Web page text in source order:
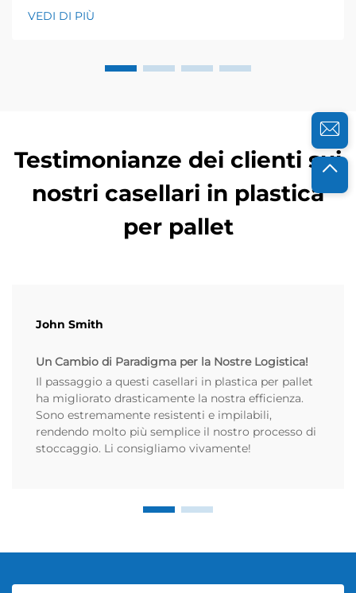
catering per anni, e so quanto la freschezza sia
cruciale per il loro successo. Alcuni anni fa, un'azienda
VEDI DI PIÙ
Testimonianze dei clienti sui
nostri casellari in plastica
per pallet
John Smith
Un Cambio di Paradigma per la Nostre Logistica!
Il passaggio a questi casellari in plastica per pallet
ha migliorato drasticamente la nostra efficienza.
Sono estremamente resistenti e impilabili,
rendendo molto più semplice il nostro processo di
stoccaggio. Li consigliamo vivamente!